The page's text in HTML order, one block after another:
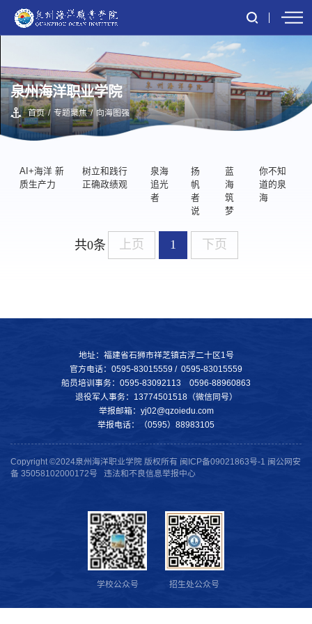
泉州海洋职业学院
首页 / 专题聚焦 / 向海图强
AI+海洋 新
质生产力
树立和践行
正确政绩观
泉海
追光
者
扬
帆
者
说
蓝
海
筑
梦
你不知
道的泉
海
共0条 上页 1 下页
地址：福建省石狮市祥芝镇古浮二十区1号
官方电话：0595-83015559 / 0595-83015559
船员培训事务：0595-83092113 0596-88960863
退役军人事务：13774501518（微信同号）
举报邮箱：yj02@qzoiedu.com
举报电话：（0595）88983105
Copyright ©2024泉州海洋职业学院 版权所有 闽ICP备09021863号-1 闽公网安
备 35058102000172号 违法和不良信息举报中心
学校公众号 招生处公众号